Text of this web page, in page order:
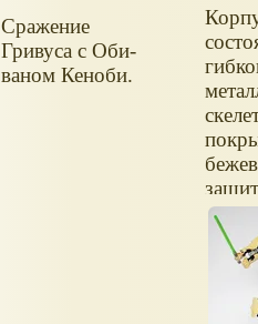
Сражение
Гривуса с Оби-
ваном Кеноби.
Лего.